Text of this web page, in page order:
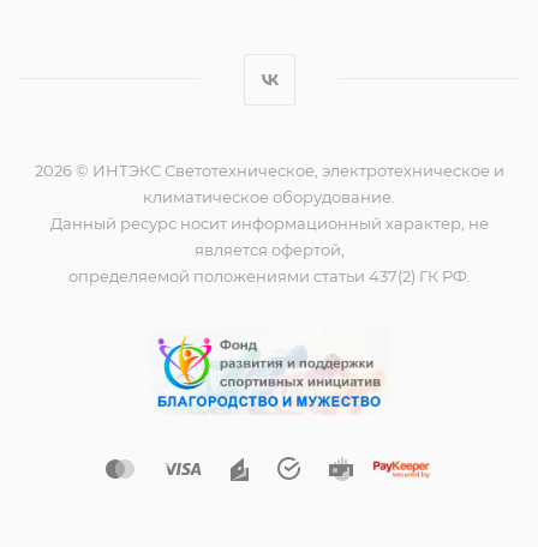
2026 © ИНТЭКС Светотехническое, электротехническое и
климатическое оборудование.
Данный ресурс носит информационный характер, не
является офертой,
определяемой положениями статьи 437(2) ГК РФ.